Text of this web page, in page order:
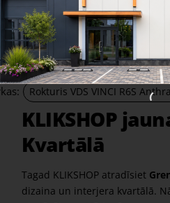
KLIKSHOP
Kvartālā
Tagad KLIKSHOP atradīsiet
dizaina un interjera kvartālā.
ShareFacebook WhatsApp
Email
Rokturis VDS VINCI R6S